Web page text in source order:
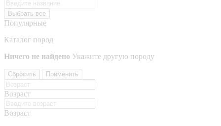
Выбрать все
Популярные
Каталог пород
Ничего не найдено Укажите другую породу
Сбросить Применить
Возраст
Возраст